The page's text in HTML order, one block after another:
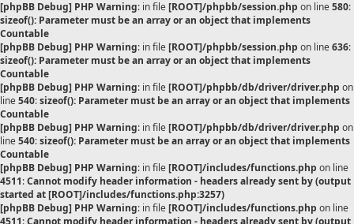
[phpBB Debug] PHP Warning: in file[ROOT]/phpbb/session.php on line580:
sizeof(): Parameter must be an array or an object that implements
Countable
[phpBB Debug] PHP Warning: in file[ROOT]/phpbb/session.php on line636:
sizeof(): Parameter must be an array or an object that implements
Countable
[phpBB Debug] PHP Warning: in file[ROOT]/phpbb/db/driver/driver.php on
line540:sizeof(): Parameter must be an array or an object that implements
Countable
[phpBB Debug] PHP Warning: in file[ROOT]/phpbb/db/driver/driver.php on
line540:sizeof(): Parameter must be an array or an object that implements
Countable
[phpBB Debug] PHP Warning: in file[ROOT]/includes/functions.php on line
4511:Cannot modify header information - headers already sent by (output
started at [ROOT]/includes/functions.php:3257)
[phpBB Debug] PHP Warning: in file[ROOT]/includes/functions.php on line
4511:Cannot modify header information - headers already sent by (output